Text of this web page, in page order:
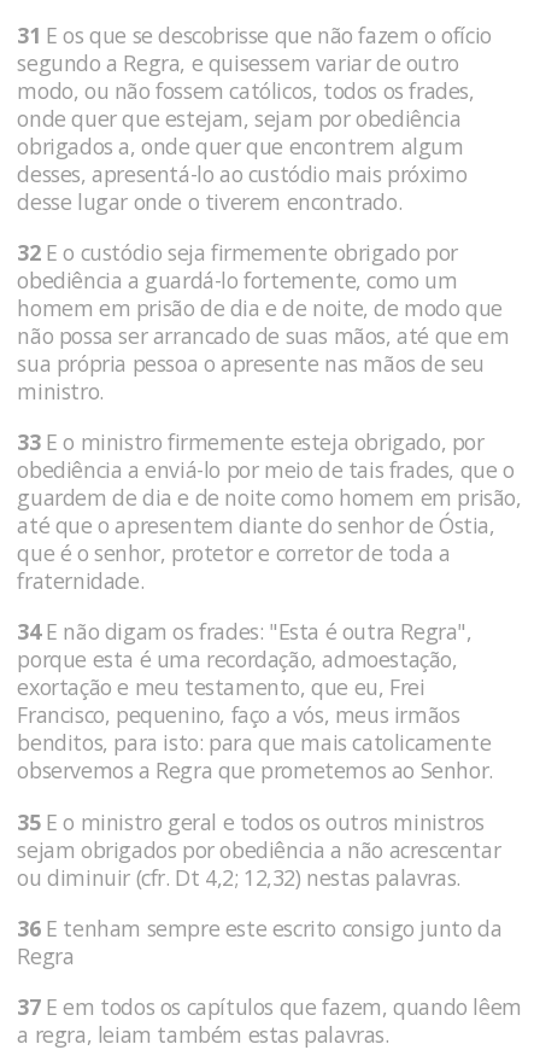
31 E os que se descobrisse que não fazem o ofício
segundo a Regra, e quisessem variar de outro
modo, ou não fossem católicos, todos os frades,
onde quer que estejam, sejam por obediência
obrigados a, onde quer que encontrem algum
desses, apresentá-lo ao custódio mais próximo
desse lugar onde o tiverem encontrado.
32E o custódio seja firmemente obrigado por
obediência a guardá-lo fortemente, como um
homem em prisão de dia e de noite, de modo que
não possa ser arrancado de suas mãos, até que em
sua própria pessoa o apresente nas mãos de seu
ministro.
33E o ministro firmemente esteja obrigado, por
obediência a enviá-lo por meio de tais frades, que o
guardem de dia e de noite como homem em prisão,
até que o apresentem diante do senhor de Óstia,
que é o senhor, protetor e corretor de toda a
fraternidade.
34E não digam os frades: "Esta é outra Regra",
porque esta é uma recordação, admoestação,
exortação e meu testamento, que eu, Frei
Francisco, pequenino, faço a vós, meus irmãos
benditos, para isto: para que mais catolicamente
observemos a Regra que prometemos ao Senhor.
35E o ministro geral e todos os outros ministros
sejam obrigados por obediência a não acrescentar
ou diminuir (cfr. Dt 4,2; 12,32) nestas palavras.
36E tenham sempre este escrito consigo junto da
Regra
37E em todos os capítulos que fazem, quando lêem
a regra, leiam também estas palavras.